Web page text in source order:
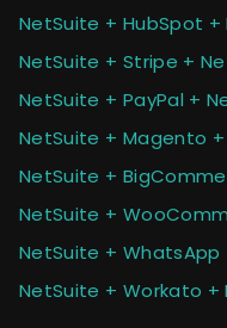
NetSuite + HubSpot +
NetSuite + Stripe +
NetSuite + PayPal +
NetSuite + Magento +
NetSuite +
NetSuite +
NetSuite + WhatsApp
NetSuite + Workato +